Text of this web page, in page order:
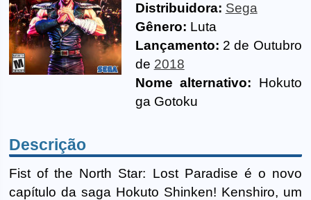
Distribuidora: Sega
Gênero: Luta
Lançamento: 2 de Outubro
de 2018
Nome alternativo: Hokuto
ga Gotoku
Descrição
Fist of the North Star: Lost Paradise é o novo
capítulo da saga Hokuto Shinken! Kenshiro, um